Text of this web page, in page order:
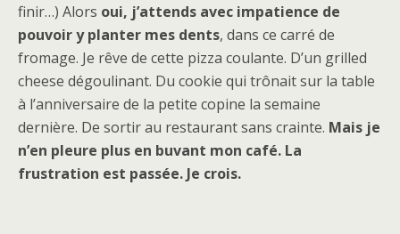
finir…) Alors oui, j’attends avec impatience de
pouvoir y planter mes dents, dans ce carré de
fromage. Je rêve de cette pizza coulante. D’un grilled
cheese dégoulinant. Du cookie qui trônait sur la table
à l’anniversaire de la petite copine la semaine
dernière. De sortir au restaurant sans crainte. Mais je
n’en pleure plus en buvant mon café. La
frustration est passée. Je crois.